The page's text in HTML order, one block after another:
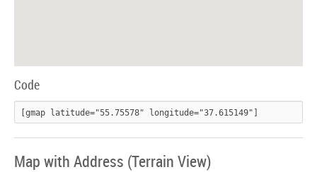
Code
[gmap latitude="55.75578" longitude="37.615149"]
Map with Address (Terrain View)